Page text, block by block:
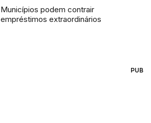
Municípios podem contrair
empréstimos extraordinários
PUB